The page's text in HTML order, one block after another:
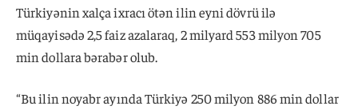
Türkiyənin xalça ixracı ötən ilin eyni dövrü ilə
müqayisədə 2,5 faiz azalaraq, 2 milyard 553 milyon 705
min dollara bərabər olub.
“Bu ilin noyabr ayında Türkiyə 250 milyon 886 min dollar